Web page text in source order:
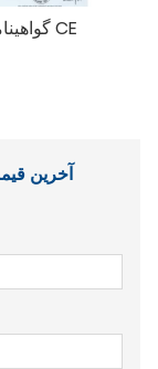
گواهینامه CE
آخرین